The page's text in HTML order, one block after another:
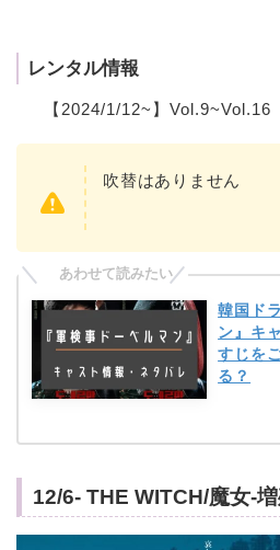
レンタル情報
【2024/1/12~】Vol.9~Vol.16
吹替はありません
韓国ド
ン』キ
すじを
る？
12/6- THE WITCH/魔女-増